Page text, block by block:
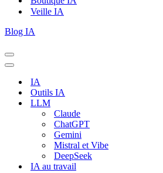
Veille IA
Blog IA
Menu
de
Menu
navigation
IA
Outils IA
LLM
Claude
ChatGPT
Gemini
Mistral et Vibe
DeepSeek
IA au travail